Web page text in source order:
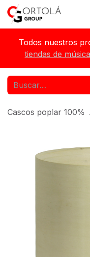
Ir al contenido
Todos nuestros
tiendas de música
Cascos poplar 100%